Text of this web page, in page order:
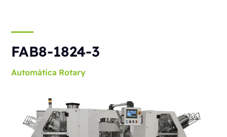
FAB8-1824-3
Automática Rotary